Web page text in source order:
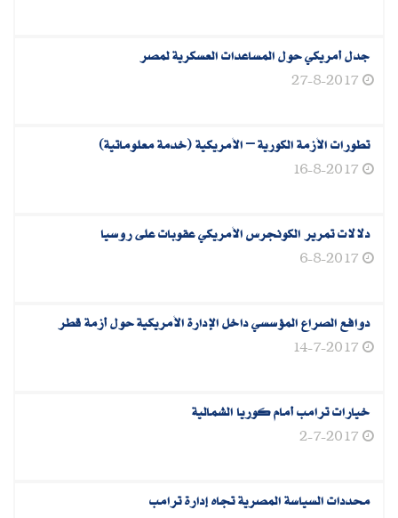
جدل أمريكي حول المساعدات العسكرية لمصر
27-8-2017
تطورات الأزمة الكورية – الأمريكية (خدمة معلوماتية)
16-8-2017
دلالات تمرير الكونجرس الأمريكي عقوبات على روسيا
6-8-2017
دوافع الصراع المؤسسي داخل الإدارة الأمريكية حول أزمة قطر
14-7-2017
خيارات ترامب أمام كوريا الشمالية‮
2-7-2017
محددات السياسة المصرية تجاه إدارة ترامب‮